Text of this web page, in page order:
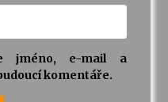
jméno, e-mail a
komentáře.